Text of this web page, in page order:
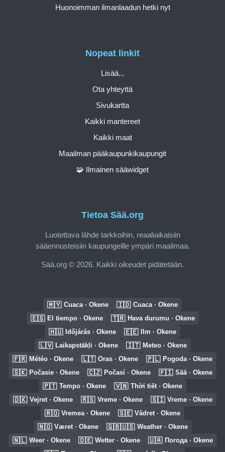
Tietoa Sää.org
Luotettava lähde tarkkoihin, reaaliaikaisiin
sääennusteisiin kaupungeille ympäri maailmaa.
Sää.org © 2026. Kaikki oikeudet pidätetään.
Nopeat linkit
Lisää...
Ota yhteyttä
Sivukartta
Kaikki mantereet
Kaikki maat
Maailman pääkaupunkikaupungit
🧩 Ilmainen sääwidget
Huonoimman ilmanlaadun hetki nyt
🇲🇾 Cuaca · Okene 🇮🇩 Cuaca · Okene
🇪🇸 El tiempo · Okene 🇹🇷 Hava durumu · Okene
🇭🇺 Időjárás · Okene 🇪🇪 Ilm · Okene
🇱🇻 Laikapstākļi · Okene 🇮🇹 Meteo · Okene
🇫🇷 Météo · Okene 🇱🇹 Oras · Okene 🇵🇱 Pogoda · Okene
🇸🇰 Počasie · Okene 🇨🇿 Počasí · Okene 🇫🇮 Sää · Okene
🇵🇹 Tempo · Okene 🇻🇳 Thời tiết · Okene
🇩🇰 Vejret · Okene 🇷🇸 Vreme · Okene 🇸🇮 Vreme · Okene
🇷🇴 Vremea · Okene 🇸🇪 Vädret · Okene
🇳🇴 Været · Okene 🇬🇧🇺🇸 Weather · Okene
🇳🇱 Weer · Okene 🇩🇪 Wetter · Okene 🇺🇦 Погода · Okene